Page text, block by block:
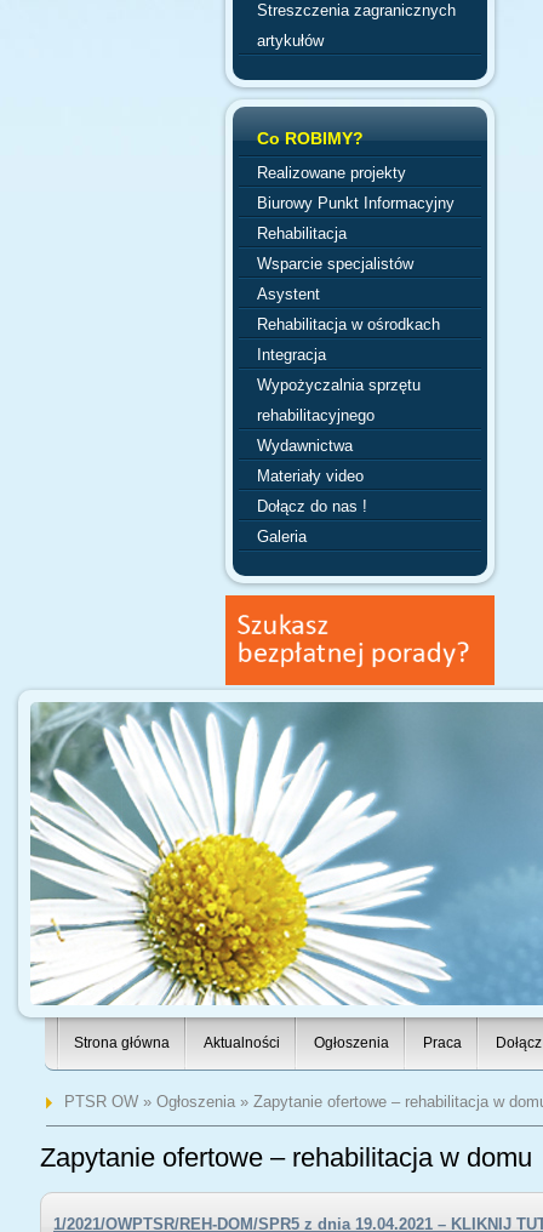
Streszczenia zagranicznych
artykułów
Co ROBIMY?
Realizowane projekty
Biurowy Punkt Informacyjny
Rehabilitacja
Wsparcie specjalistów
Asystent
Rehabilitacja w ośrodkach
Integracja
Wypożyczalnia sprzętu
rehabilitacyjnego
Wydawnictwa
Materiały video
Dołącz do nas !
Galeria
Strona główna Aktualności Ogłoszenia Praca
PTSR OW» Ogłoszenia» Zapytanie ofertowe – rehabilitacja w
Zapytanie ofertowe – rehabilitacja w domu
1/2021/OWPTSR/REH-DOM/SPR5 z dnia 19.04.2021 – KLIKNIJ